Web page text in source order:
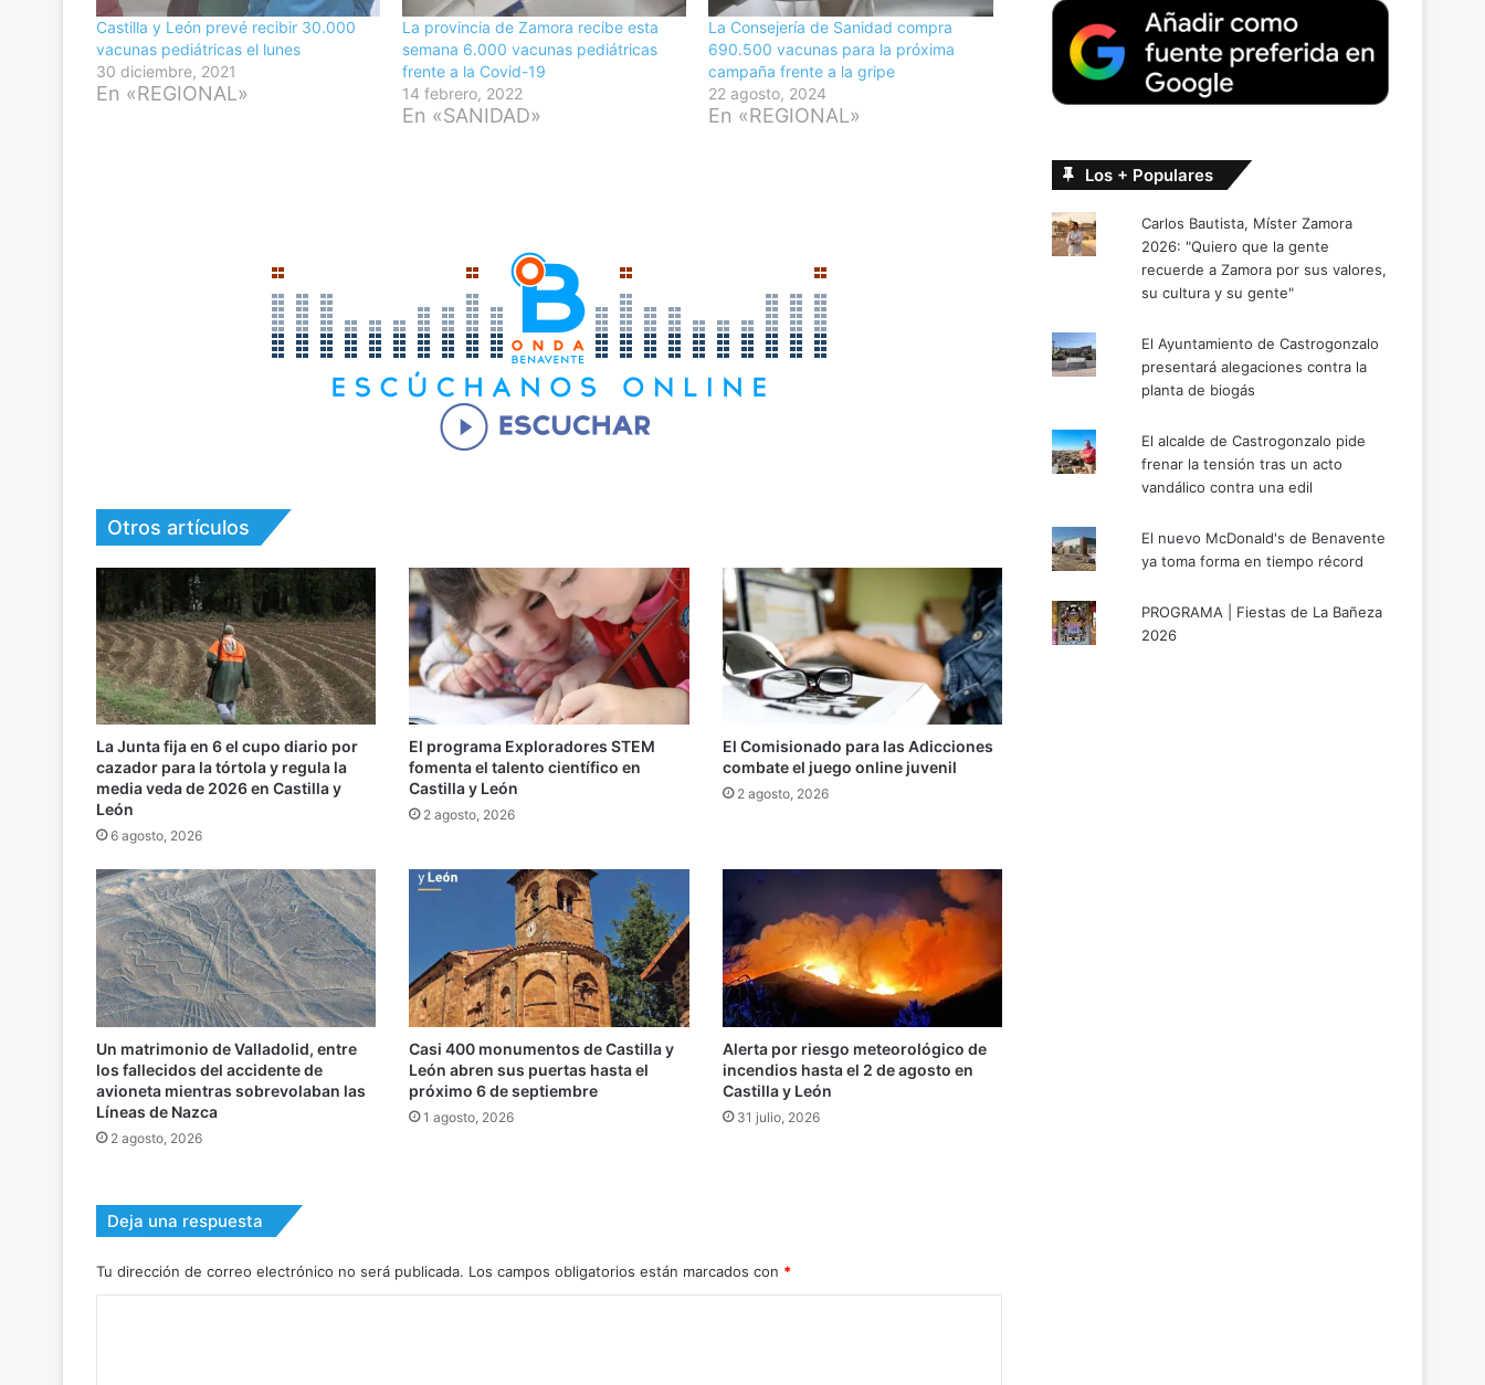
Castilla y León prevé recibir 30.000
vacunas pediátricas el lunes
30 diciembre, 2021
En «REGIONAL»
La provincia de Zamora recibe esta
semana 6.000 vacunas pediátricas
frente a la Covid-19
14 febrero, 2022
En «SANIDAD»
La Consejería de Sanidad compra
690.500 vacunas para la próxima
campaña frente a la gripe
22 agosto, 2024
En «REGIONAL»
Otros artículos
La Junta fija en 6 el cupo diario por
cazador para la tórtola y regula la
media veda de 2026 en Castilla y
León
6 agosto, 2026
El programa Exploradores STEM
fomenta el talento científico en
Castilla y León
2 agosto, 2026
El Comisionado para las Adicciones
combate el juego online juvenil
2 agosto, 2026
Un matrimonio de Valladolid, entre
los fallecidos del accidente de
avioneta mientras sobrevolaban las
Líneas de Nazca
2 agosto, 2026
Casi 400 monumentos de Castilla y
León abren sus puertas hasta el
próximo 6 de septiembre
1 agosto, 2026
Alerta por riesgo meteorológico de
incendios hasta el 2 de agosto en
Castilla y León
31 julio, 2026
Deja una respuesta
Tu dirección de correo electrónico no será publicada. Los campos obligatorios están marcados con *
Los + Populares
Carlos Bautista, Míster Zamora
2026: "Quiero que la gente
recuerde a Zamora por sus valores,
su cultura y su gente"
El Ayuntamiento de Castrogonzalo
presentará alegaciones contra la
planta de biogás
El alcalde de Castrogonzalo pide
frenar la tensión tras un acto
vandálico contra una edil
El nuevo McDonald's de Benavente
ya toma forma en tiempo récord
PROGRAMA | Fiestas de La Bañeza
2026